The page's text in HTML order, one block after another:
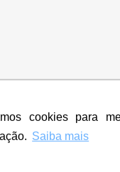
cookies para
Saiba mais
designers de
de visita,